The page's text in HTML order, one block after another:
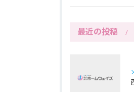
最近の投稿